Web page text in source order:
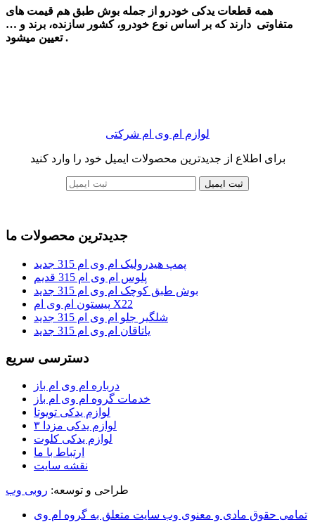
همه قطعات یدکی خودرو از جمله بوش طبق هم قیمت های
متفاوتی دارند که بر اساس نوع خودرو، کشور سازنده، برند و …
تعیین میشود .
لوازم ام وی ام شرکتی
برای اطلاع از جدیدترین محصولات ایمیل خود را وارد کنید
ثبت ایمیل
جدیدترین محصولات ما
پمپ هیدرولیک ام وی ام 315 جدید
پلوس ام وی ام 315 قدیم
بوش طبق کوچک ام وی ام 315 جدید
پیستون ام وی ام X22
شلگیر جلو ام وی ام 315 جدید
یاتاقان ام وی ام 315 جدید
دسترسی سریع
درباره ام وی ام باز
خدمات گروه ام وی ام باز
لوازم یدکی تویوتا
لوازم یدکی مزدا ۳
لوازم یدکی کلوت
ارتباط با ما
نقشه سایت
طراحی و توسعه: روبی وب
تمامی حقوق مادی و معنوی وب سایت متعلق به گروه ام وی